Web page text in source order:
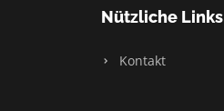
Nützliche Links
Kontakt